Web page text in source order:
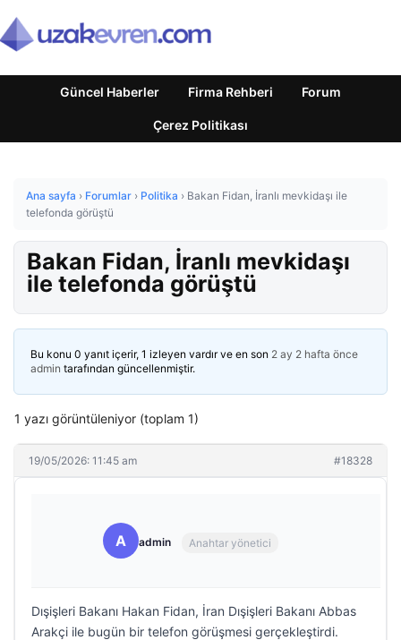
Güncel Haberler Firma Rehberi Forum
Çerez Politikası
Ana sayfa › Forumlar › Politika › Bakan Fidan, İranlı mevkidaşı ile
telefonda görüştü
Bakan Fidan, İranlı mevkidaşı
ile telefonda görüştü
Bu konu 0 yanıt içerir, 1 izleyen vardır ve en son 2 ay 2 hafta önce
admin tarafından güncellenmiştir.
1 yazı görüntüleniyor (toplam 1)
19/05/2026: 11:45 am #18328
A admin Anahtar yönetici
Dışişleri Bakanı Hakan Fidan, İran Dışişleri Bakanı Abbas
Arakçi ile bugün bir telefon görüşmesi gerçekleştirdi.